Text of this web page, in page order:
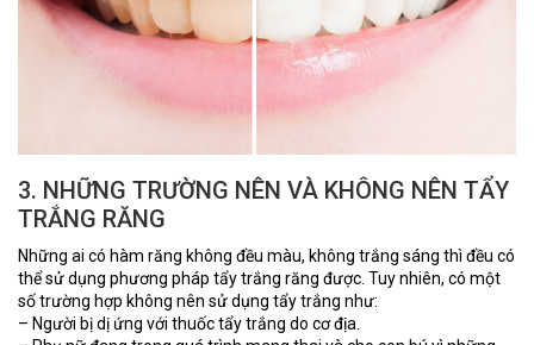
3. NHỮNG TRƯỜNG NÊN VÀ KHÔNG NÊN TẨY
TRẮNG RĂNG
Những ai có hàm răng không đều màu, không trắng sáng thì đều có
thể sử dụng phương pháp tẩy trắng răng được. Tuy nhiên, có một
số trường hợp không nên sử dụng tẩy trắng như:
– Người bị dị ứng với thuốc tẩy trắng do cơ địa.